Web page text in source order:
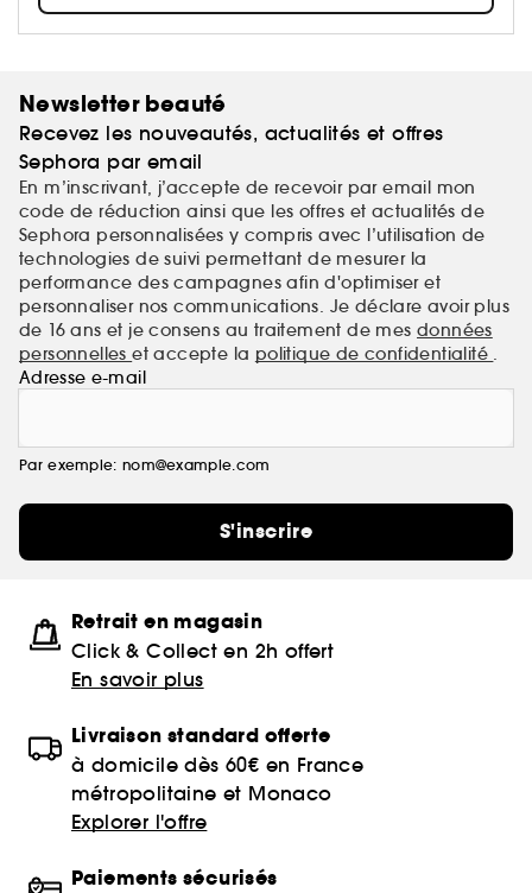
Newsletter beauté
Recevez les nouveautés, actualités et offres
Sephora par email
En m’inscrivant, j’accepte de recevoir par email mon
code de réduction ainsi que les offres et actualités de
Sephora personnalisées y compris avec l’utilisation de
technologies de suivi permettant de mesurer la
performance des campagnes afin d'optimiser et
personnaliser nos communications. Je déclare avoir plus
de 16 ans et je consens au traitement de mes données
personnelleset accepte la politique de confidentialité .
Adresse e-mail
Par exemple: nom@example.com
S'inscrire
Retrait en magasin
Click & Collect en 2h offert
En savoir plus
Livraison standard offerte
à domicile dès 60€ en France
métropolitaine et Monaco
Explorer l'offre
Paiements sécurisés